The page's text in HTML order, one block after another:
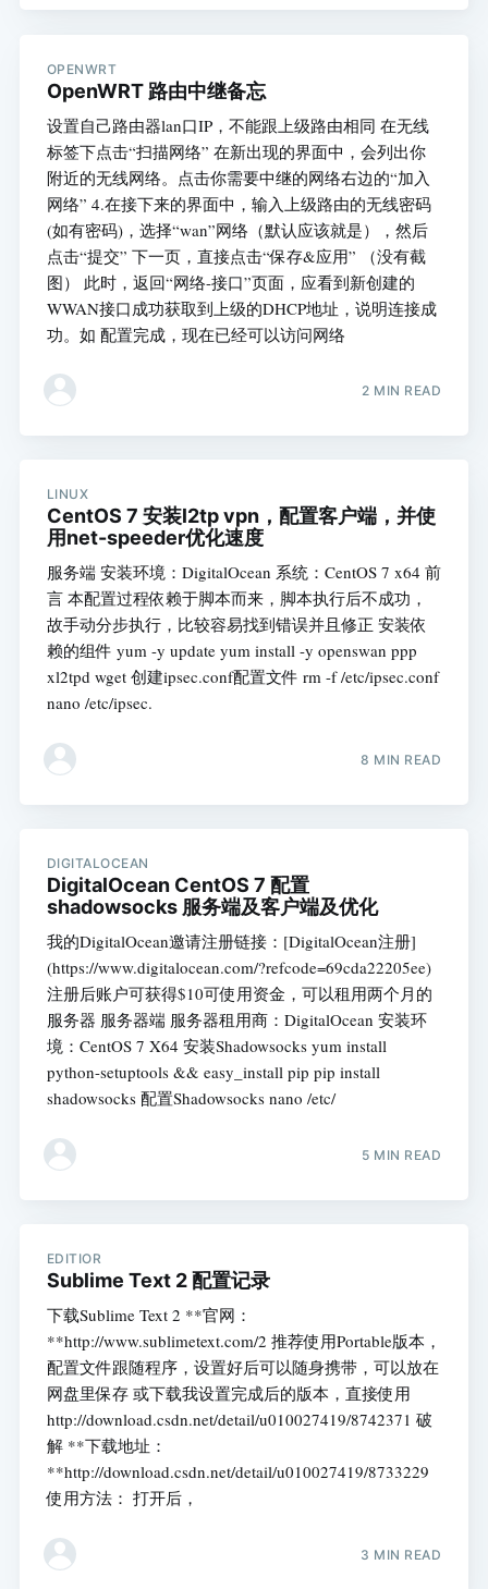
OPENWRT
OpenWRT 路由中继备忘
设置自己路由器lan口IP，不能跟上级路由相同 在无线
标签下点击“扫描网络” 在新出现的界面中，会列出你
附近的无线网络。点击你需要中继的网络右边的“加入
网络” 4.在接下来的界面中，输入上级路由的无线密码
(如有密码)，选择“wan”网络（默认应该就是），然后
点击“提交” 下一页，直接点击“保存&应用” （没有截
图） 此时，返回“网络-接口”页面，应看到新创建的
WWAN接口成功获取到上级的DHCP地址，说明连接成
功。如 配置完成，现在已经可以访问网络
2 MIN READ
LINUX
CentOS 7 安装l2tp vpn，配置客户端，并使
用net-speeder优化速度
服务端 安装环境：DigitalOcean 系统：CentOS 7 x64 前
言 本配置过程依赖于脚本而来，脚本执行后不成功，
故手动分步执行，比较容易找到错误并且修正 安装依
赖的组件 yum -y update yum install -y openswan ppp
xl2tpd wget 创建ipsec.conf配置文件 rm -f /etc/ipsec.conf
nano /etc/ipsec.
8 MIN READ
DIGITALOCEAN
DigitalOcean CentOS 7 配置
shadowsocks 服务端及客户端及优化
我的DigitalOcean邀请注册链接：[DigitalOcean注册]
(https://www.digitalocean.com/?refcode=69cda22205ee)
注册后账户可获得$10可使用资金，可以租用两个月的
服务器 服务器端 服务器租用商：DigitalOcean 安装环
境：CentOS 7 X64 安装Shadowsocks yum install
python-setuptools && easy_install pip pip install
shadowsocks 配置Shadowsocks nano /etc/
5 MIN READ
EDITIOR
Sublime Text 2 配置记录
下载Sublime Text 2 **官网：
**http://www.sublimetext.com/2 推荐使用Portable版本，
配置文件跟随程序，设置好后可以随身携带，可以放在
网盘里保存 或下载我设置完成后的版本，直接使用
http://download.csdn.net/detail/u010027419/8742371 破
解 **下载地址：
**http://download.csdn.net/detail/u010027419/8733229
使用方法： 打开后，
3 MIN READ